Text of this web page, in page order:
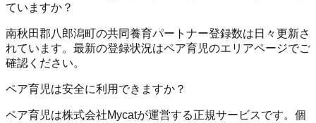
ていますか？
南秋田郡八郎潟町の共同養育パートナー登録数は日々更新さ
れています。最新の登録状況はペア育児のエリアページでご
確認ください。
ペア育児は安全に利用できますか？
ペア育児は株式会社Mycatが運営する正規サービスです。個